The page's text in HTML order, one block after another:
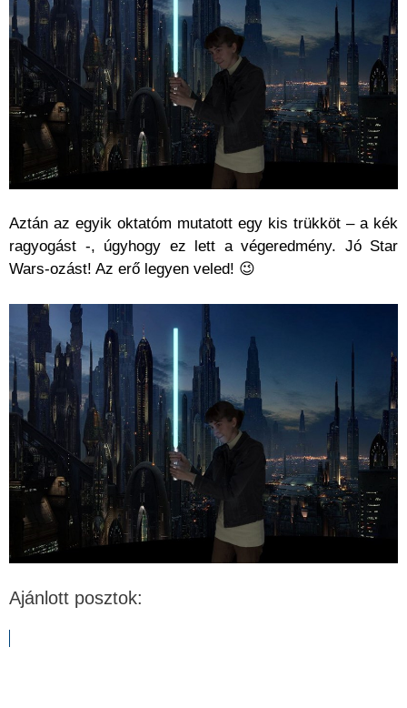
Aztán az egyik oktatóm mutatott egy kis trükköt – a kék
ragyogást -, úgyhogy ez lett a végeredmény. Jó Star
Wars-ozást! Az erő legyen veled! 😉
Ajánlott posztok: